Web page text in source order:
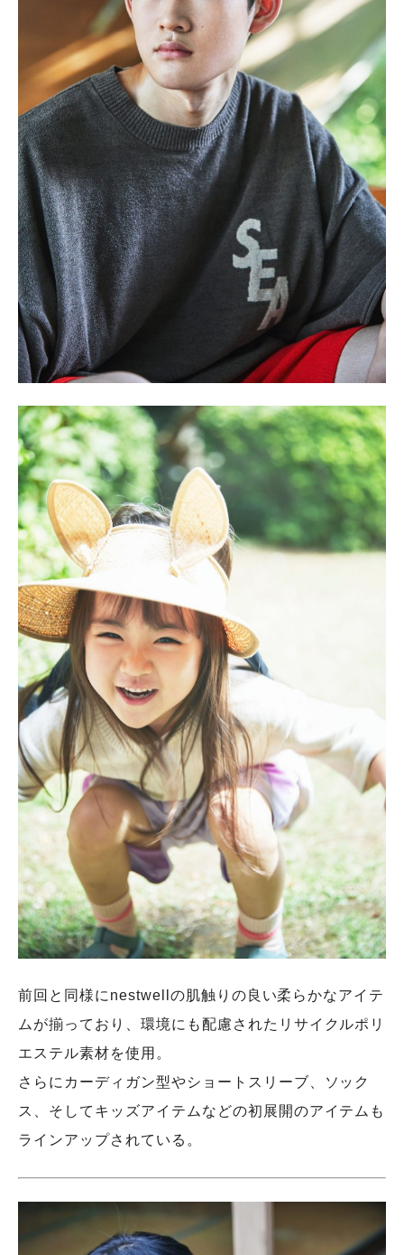
前回と同様にnestwellの肌触りの良い柔らかなアイテ
ムが揃っており、環境にも配慮されたリサイクルポリ
エステル素材を使用。
さらにカーディガン型やショートスリーブ、ソック
ス、そしてキッズアイテムなどの初展開のアイテムも
ラインアップされている。